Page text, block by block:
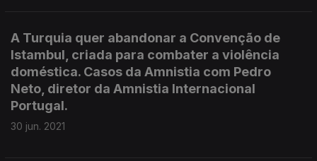
A Turquia quer abandonar a Convenção de
Istambul, criada para combater a violência
doméstica. Casos da Amnistia com Pedro
Neto, diretor da Amnistia Internacional
Portugal.
30 jun. 2021